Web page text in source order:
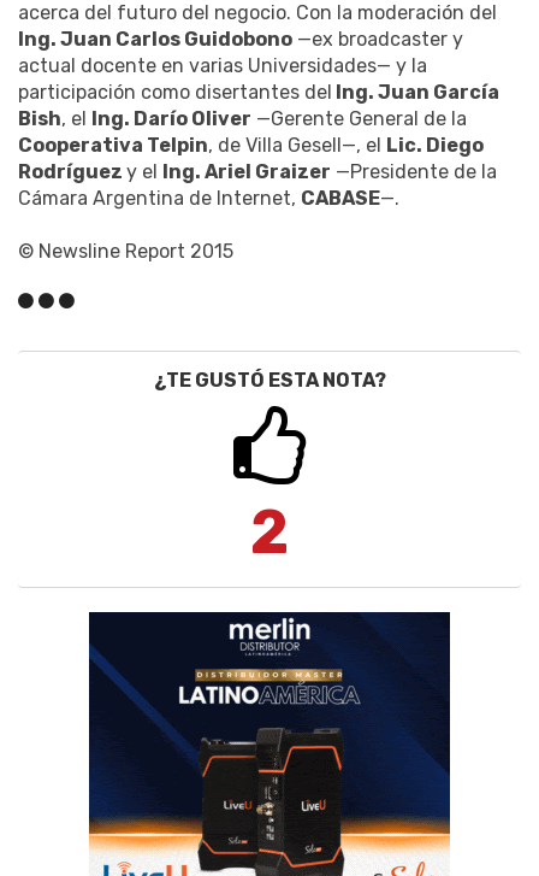
acerca del futuro del negocio. Con la moderación del
Ing. Juan Carlos Guidobono —ex broadcaster y
actual docente en varias Universidades— y la
participación como disertantes del Ing. Juan García
Bish, el Ing. Darío Oliver —Gerente General de la
Cooperativa Telpin, de Villa Gesell—, el Lic. Diego
Rodríguez y el Ing. Ariel Graizer —Presidente de la
Cámara Argentina de Internet, CABASE—.
© Newsline Report 2015
¿TE GUSTÓ ESTA NOTA?
2